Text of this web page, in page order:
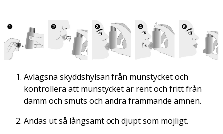
Avlägsna skyddshylsan från munstycket och
kontrollera att munstycket är rent och fritt från
damm och smuts och andra främmande ämnen.
Andas ut så långsamt och djupt som möjligt.